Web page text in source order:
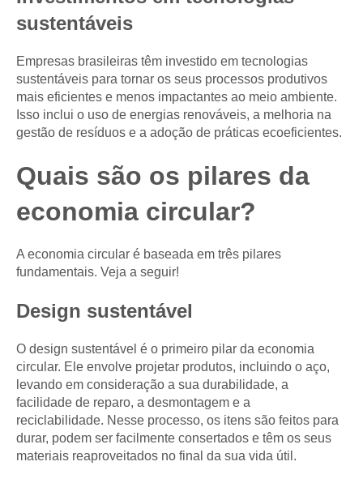
sustentáveis
Empresas brasileiras têm investido em tecnologias
sustentáveis para tornar os seus processos produtivos
mais eficientes e menos impactantes ao meio ambiente.
Isso inclui o uso de energias renováveis, a melhoria na
gestão de resíduos e a adoção de práticas ecoeficientes.
Quais são os pilares da
economia circular?
A economia circular é baseada em três pilares
fundamentais. Veja a seguir!
Design sustentável
O design sustentável é o primeiro pilar da economia
circular. Ele envolve projetar produtos, incluindo o aço,
levando em consideração a sua durabilidade, a
facilidade de reparo, a desmontagem e a
reciclabilidade. Nesse processo, os itens são feitos para
durar, podem ser facilmente consertados e têm os seus
materiais reaproveitados no final da sua vida útil.